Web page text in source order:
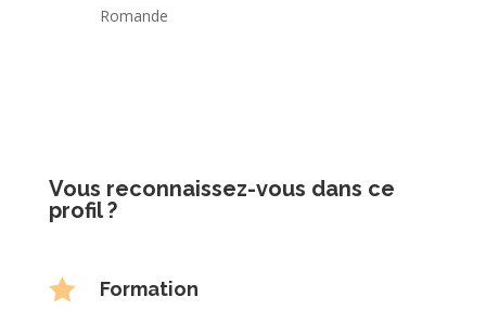
Romande
Vous reconnaissez-vous dans ce
profil ?
 Formation